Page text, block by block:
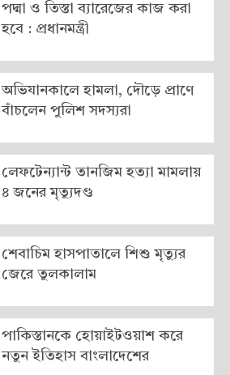
পদ্মা ও তিস্তা ব্যারেজের কাজ করা
হবে : প্রধানমন্ত্রী
অভিযানকালে হামলা, দৌড়ে প্রাণে
বাঁচলেন পুলিশ সদস্যরা
লেফটেন্যান্ট তানজিম হত্যা মামলায়
৪ জনের মৃত্যুদণ্ড
শেবাচিম হাসপাতালে শিশু মৃত্যুর
জেরে তুলকালাম
পাকিস্তানকে হোয়াইটওয়াশ করে
নতুন ইতিহাস বাংলাদেশের